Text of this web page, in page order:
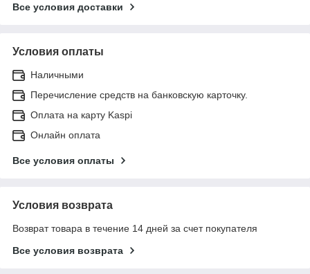
Все условия доставки
Условия оплаты
Наличными
Перечисление средств на банковскую карточку.
Оплата на карту Kaspi
Онлайн оплата
Все условия оплаты
Условия возврата
Возврат товара в течение 14 дней за счет покупателя
Все условия возврата